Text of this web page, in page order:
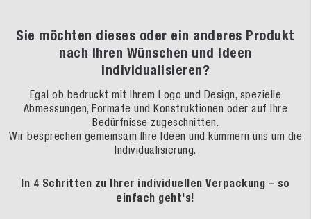
Sie möchten dieses oder ein anderes Produkt
nach Ihren Wünschen und Ideen
individualisieren?
Egal ob bedruckt mit Ihrem Logo und Design, spezielle
Abmessungen, Formate und Konstruktionen oder auf Ihre
Bedürfnisse zugeschnitten.
Wir besprechen gemeinsam Ihre Ideen und kümmern uns um die
Individualisierung.
In 4 Schritten zu Ihrer individuellen Verpackung – so
einfach geht's!